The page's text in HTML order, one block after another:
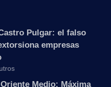
Pulgar: el falso
empresas
Medio: Máxima